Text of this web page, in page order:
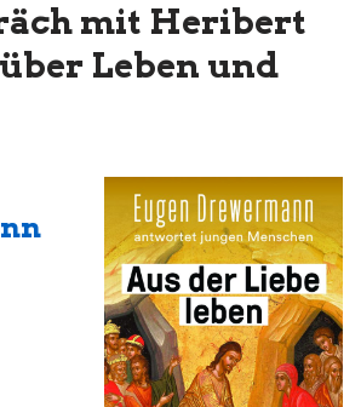
mit Heribert
Leben und